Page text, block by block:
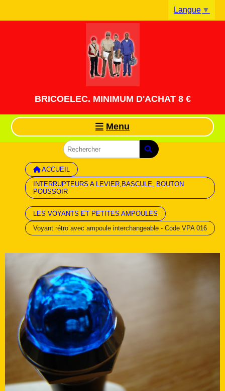
BRICOELEC. MINIMUM D'ACHAT 8 €
Menu
ACCUEIL
INTERRUPTEURS A LEVIER,BASCULE, BOUTON
POUSSOIR
LES VOYANTS ET PETITES AMPOULES
Voyant rétro avec ampoule interchangeable - Code VPA 016
Langue ▼